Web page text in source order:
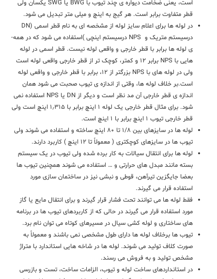
است، یعنی ضخامت دیواره­ ی چند تیوب با BWG یا SWG یکسان ولی
قطر متفاوت برابر است. هر گیج به اینچ و میلی متر تبدیل می شود.
در لوله ها برای اعلام سایز لوله از مشخصه ای به نام قطر اسمی (DN
درسیستم متریک و NPS درسیستم اینچی )استفاده می شود که در همه­
ی لوله ها برابر با قطر خارجی و واقعی لوله نیست. قطر اسمی در لوله
هایی با NPS برابر ۱۲ و کمتر، کوچک تر از قطر خارجی واقعی لوله است
ولی در لوله های با NPS بزرگتر از ۱۲، برابر با قطر خارجی و واقعی لوله
است.بر خلاف لوله ها، وقتی از اندازه­ ی تیوب صحبت می شود همان
اندازه­ ی قطر خارجی آن مد نظر است و دیگر از DN یا NPS استفاده نمی
شود. برای مثال قطر خارجی یک لوله ۱ اینچ برابر با ۱٫۳۱۵ اینچ است ولی
قطر خارجی تیوب ۱ اینچ برابر با ۱ اینچ است.
لوله ها در سایزهای بین ۱/۸ تا ۸۰ اینچ ساخته و استفاده می شوند ولی
تیوب ها در سایزهای کوچکتری ( معمولاً تا ۱۲ اینچ ) کاربرد دارند.
لوله ها برای انتقال سیالات به کار برده شده ولی تیوب در یک سیستم
بسته مانند مبدل های حرارتی و … استفاده می شوند همچنین تیوب ها
بعضا جایگزین تیرآهن، قوطی و نبشی نیز در ساختمان سازی مورد
استفاده قرار می گیرند.
فقط لوله ها می توانند تحت فشار قرار گیرند و برای انتقال مایع یا گاز
مورد استفاده قرار می گیرند در حالی که از کاربردهای تیوب ها در برنامه
های ساختاری و لوله کشی سیال در مسیرهای کوتاه می توان نام برد.
تیوب ها برخلاف لوله ها دارای طول مشخصی نمی باشند و معمولاً به
صورت کلاف تولید می شوند. لوله ها در شاخه هایی استاندارد با متراژ
مشخص تولید و به فروش می رسند.
در استانداردهای ساخت لوله و تیوب، الزامات ساخت، تست و بازرسی